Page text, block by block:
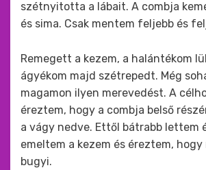
szétnyitotta a lábait. A combja
és sima. Csak mentem feljebb és
Remegett a kezem, a halántékom
ágyékom majd szétrepedt. Még
magamon ilyen merevedést. A
éreztem, hogy a combja belső
a vágy nedve. Ettől bátrabb lettem
emeltem a kezem és éreztem,
bugyi.